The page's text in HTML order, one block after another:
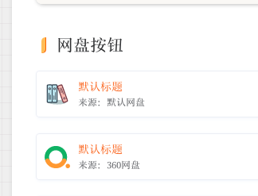
网盘按钮
默认标题
来源：默认网盘
默认标题
来源：360网盘